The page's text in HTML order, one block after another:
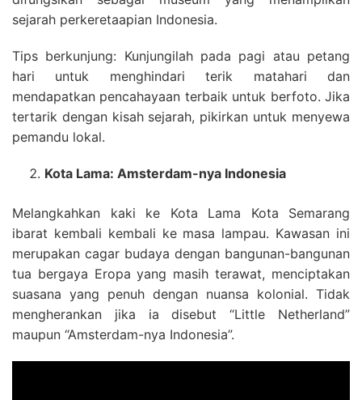
sejarah perkeretaapian Indonesia.
Tips berkunjung: Kunjungilah pada pagi atau petang
hari untuk menghindari terik matahari dan
mendapatkan pencahayaan terbaik untuk berfoto. Jika
tertarik dengan kisah sejarah, pikirkan untuk menyewa
pemandu lokal.
Kota Lama: Amsterdam-nya Indonesia
Melangkahkan kaki ke Kota Lama Kota Semarang
ibarat kembali kembali ke masa lampau. Kawasan ini
merupakan cagar budaya dengan bangunan-bangunan
tua bergaya Eropa yang masih terawat, menciptakan
suasana yang penuh dengan nuansa kolonial. Tidak
mengherankan jika ia disebut “Little Netherland”
maupun “Amsterdam-nya Indonesia”.